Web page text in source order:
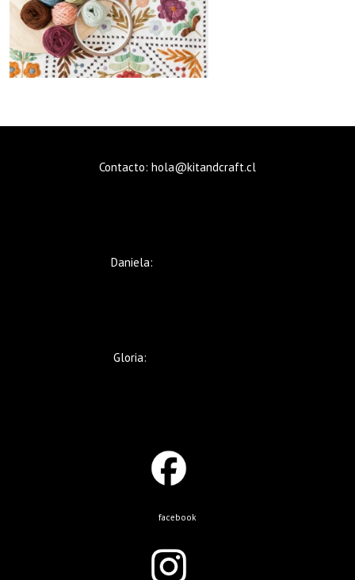
Contacto: hola@kitandcraft.cl
Daniela:
Gloria:
facebook